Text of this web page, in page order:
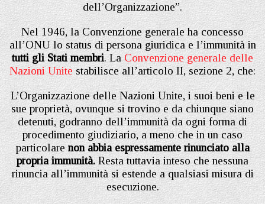
dell’Organizzazione”.
Nel 1946, la Convenzione generale ha concesso
all’ONU lo status di persona giuridica e l’immunità in
tutti gli Stati membri. LaConvenzione generale delle
Nazioni Unitestabilisce all’articolo II, sezione 2, che:
L’Organizzazione delle Nazioni Unite, i suoi beni e le
sue proprietà, ovunque si trovino e da chiunque siano
detenuti, godranno dell’immunità da ogni forma di
procedimento giudiziario, a meno che in un caso
particolarenon abbia espressamente rinunciato alla
propria immunità.Resta tuttavia inteso che nessuna
rinuncia all’immunità si estende a qualsiasi misura di
esecuzione.